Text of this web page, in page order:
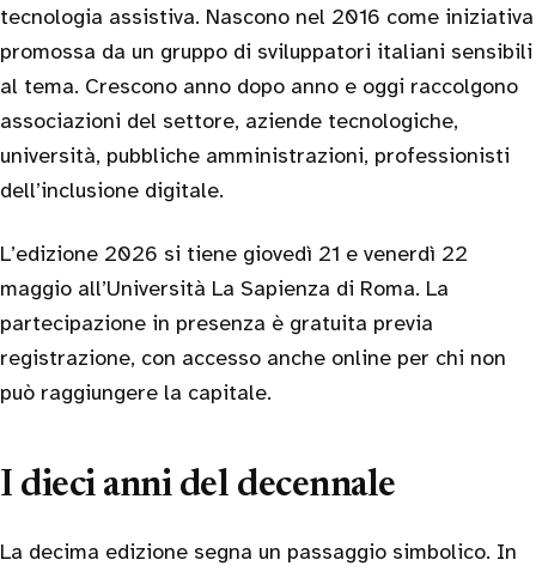
tecnologia assistiva. Nascono nel 2016 come iniziativa
promossa da un gruppo di sviluppatori italiani sensibili
al tema. Crescono anno dopo anno e oggi raccolgono
associazioni del settore, aziende tecnologiche,
università, pubbliche amministrazioni, professionisti
dell’inclusione digitale.
L’edizione 2026 si tiene giovedì 21 e venerdì 22
maggio all’Università La Sapienza di Roma. La
partecipazione in presenza è gratuita previa
registrazione, con accesso anche online per chi non
può raggiungere la capitale.
I dieci anni del decennale
La decima edizione segna un passaggio simbolico. In